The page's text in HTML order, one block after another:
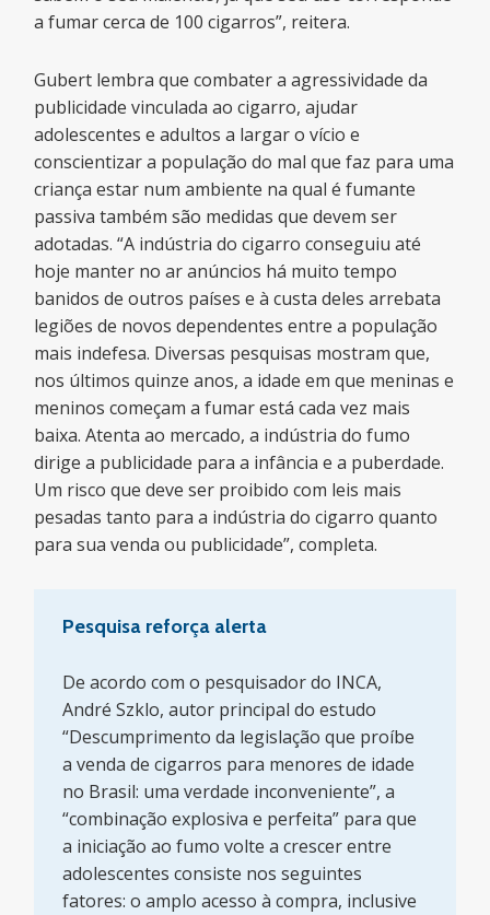
a fumar cerca de 100 cigarros”, reitera.
Gubert lembra que combater a agressividade da
publicidade vinculada ao cigarro, ajudar
adolescentes e adultos a largar o vício e
conscientizar a população do mal que faz para uma
criança estar num ambiente na qual é fumante
passiva também são medidas que devem ser
adotadas. “A indústria do cigarro conseguiu até
hoje manter no ar anúncios há muito tempo
banidos de outros países e à custa deles arrebata
legiões de novos dependentes entre a população
mais indefesa. Diversas pesquisas mostram que,
nos últimos quinze anos, a idade em que meninas e
meninos começam a fumar está cada vez mais
baixa. Atenta ao mercado, a indústria do fumo
dirige a publicidade para a infância e a puberdade.
Um risco que deve ser proibido com leis mais
pesadas tanto para a indústria do cigarro quanto
para sua venda ou publicidade”, completa.
Pesquisa reforça alerta
De acordo com o pesquisador do INCA,
André Szklo, autor principal do estudo
“Descumprimento da legislação que proíbe
a venda de cigarros para menores de idade
no Brasil: uma verdade inconveniente”, a
“combinação explosiva e perfeita” para que
a iniciação ao fumo volte a crescer entre
adolescentes consiste nos seguintes
fatores: o amplo acesso à compra, inclusive